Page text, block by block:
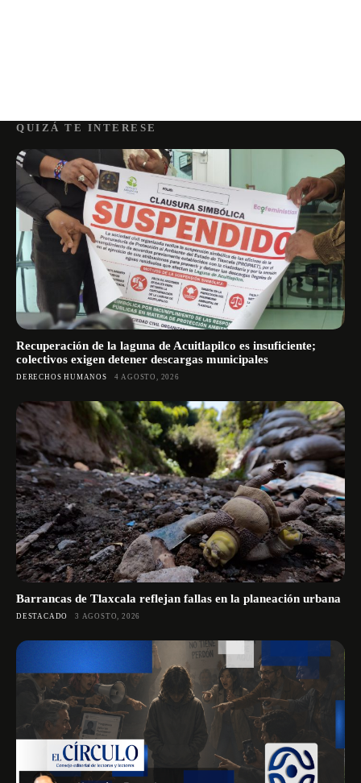
QUIZÁ TE INTERESE
Recuperación de la laguna de Acuitlapilco es insuficiente;
colectivos exigen detener descargas municipales
DERECHOS HUMANOS 4 AGOSTO, 2026
Barrancas de Tlaxcala reflejan fallas en la planeación urbana
DESTACADO 3 AGOSTO, 2026